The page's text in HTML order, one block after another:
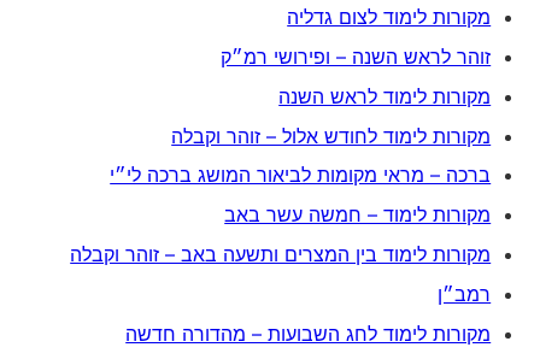
מקורות לימוד לצום גדליה
זוהר לראש השנה – ופירושי רמ״ק
מקורות לימוד לראש השנה
מקורות לימוד לחודש אלול – זוהר וקבלה
ברכה – מראי מקומות לביאור המושג ברכה לי״י
מקורות לימוד – חמשה עשר באב
מקורות לימוד בין המצרים ותשעה באב – זוהר וקבלה
רמב״ן
מקורות לימוד לחג השבועות – מהדורה חדשה